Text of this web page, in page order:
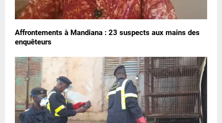
Affrontements à Mandiana : 23 suspects aux mains des
enquêteurs